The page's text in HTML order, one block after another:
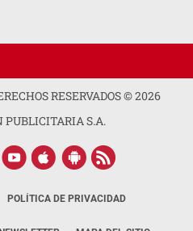
RESERVADOS ©2026
PUBLICITARIA S.A.
POLÍTICA DE PRIVACIDAD